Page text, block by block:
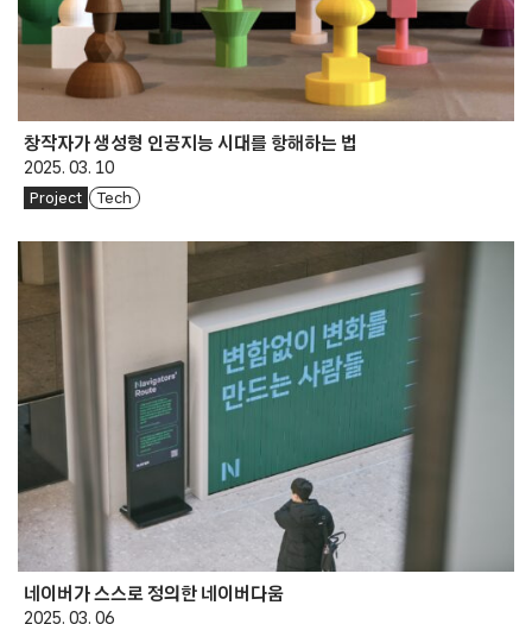
창작자가 생성형 인공지능 시대를 항해하는 법
2025. 03. 10
Project Tech
네이버가 스스로 정의한 네이버다움
2025. 03. 06